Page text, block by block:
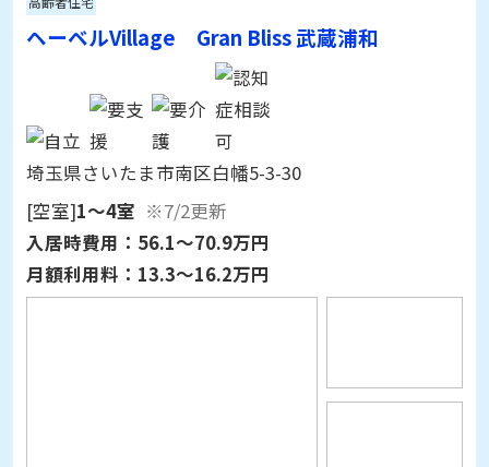
埼玉県さいたま市南区白幡5-3-30
[空室]1～4室
※7/2更新
入居時費用： 56.1～70.9万円
月額利用料： 13.3～16.2万円